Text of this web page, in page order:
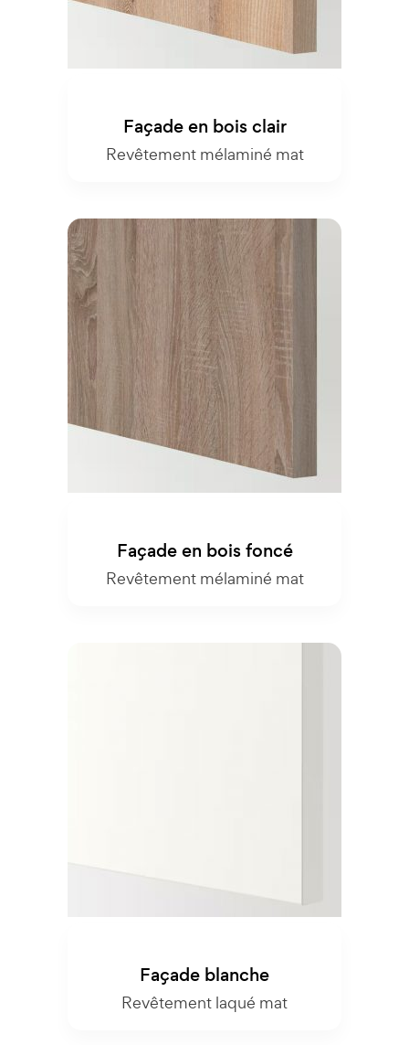
Façade en bois clair
Revêtement mélaminé mat
Façade en bois foncé
Revêtement mélaminé mat
Façade blanche
Revêtement laqué mat